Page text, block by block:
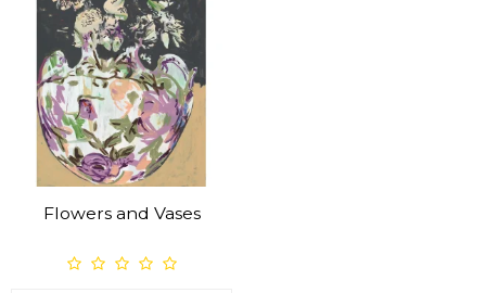
Flowers and Vases